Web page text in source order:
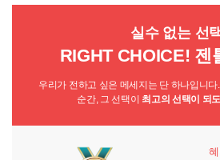
실수 없는 선
RIGHT CHOICE! 젠
우리가 전하고 싶은 메세지는 단 하나입니
순간, 그 선택이 최고의 선택이 되